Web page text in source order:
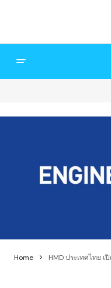
Home HMD ประเทศไทย เ